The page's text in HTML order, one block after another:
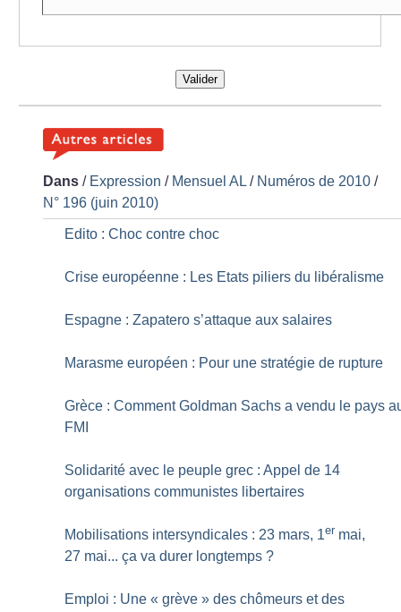
Valider
Dans / Expression / Mensuel AL / Numéros de 2010 /
N° 196 (juin 2010)
Edito : Choc contre choc
Crise européenne : Les Etats piliers du libéralisme
Espagne : Zapatero s’attaque aux salaires
Marasme européen : Pour une stratégie de rupture
Grèce : Comment Goldman Sachs a vendu le pays
FMI
Solidarité avec le peuple grec : Appel de 14
organisations communistes libertaires
Mobilisations intersyndicales : 23 mars, 1er mai,
27 mai... ça va durer longtemps ?
Emploi : Une « grève » des chômeurs et des